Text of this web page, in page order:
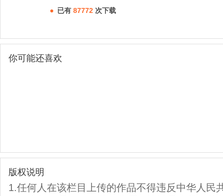
已有 87772 次下载
你可能还喜欢
版权说明
1.任何人在该栏目上传的作品不得违反中华人民